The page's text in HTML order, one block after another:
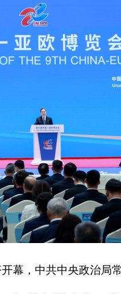
幕，中共中央政治局